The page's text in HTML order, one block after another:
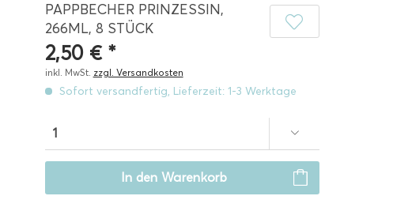
PAPPBECHER PRINZESSIN,
266ML, 8 STÜCK
2,50 € *
inkl. MwSt. zzgl. Versandkosten
Sofort versandfertig, Lieferzeit: 1-3 Werktage
In den Warenkorb